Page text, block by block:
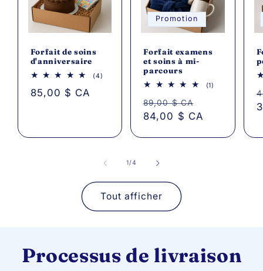
Forfait de soins
d'anniversaire
(4)
Prix
85,00 $ CA
Promotion
Forfait examens
et soins à mi-
parcours
(1)
Prix
89,00 $ CA
​​
84,00 $ CA
1/de
4
Tout afficher
Processus de livraison